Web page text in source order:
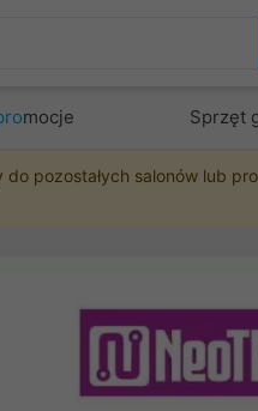
mocje Sprzęt
pozostałych salonów lub